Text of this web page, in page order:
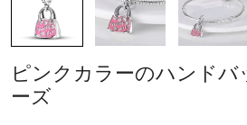
ピンクカラーのハンド
ーズ